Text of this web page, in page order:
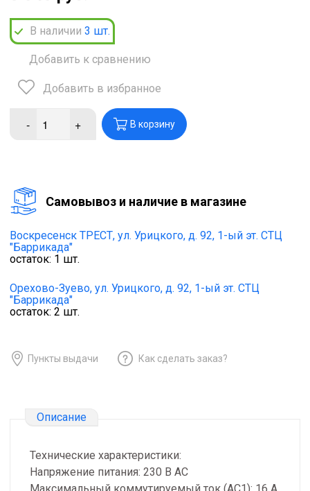
В наличии 3 шт.
Добавить к сравнению
Добавить в избранное
- + В корзину
Cамовывоз и наличие в магазине
Воскресенск ТРЕСТ, ул. Урицкого, д. 92, 1-ый эт. СТЦ
"Баррикада"
остаток: 1 шт.
Орехово-Зуево, ул. Урицкого, д. 92, 1-ый эт. СТЦ
"Баррикада"
остаток: 2 шт.
Пункты выдачи Как сделать заказ?
Описание
Технические характеристики:
Напряжение питания: 230 В AC